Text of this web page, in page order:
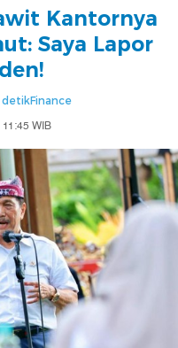
Kantornya
Saya Lapor
detikFinance
WIB